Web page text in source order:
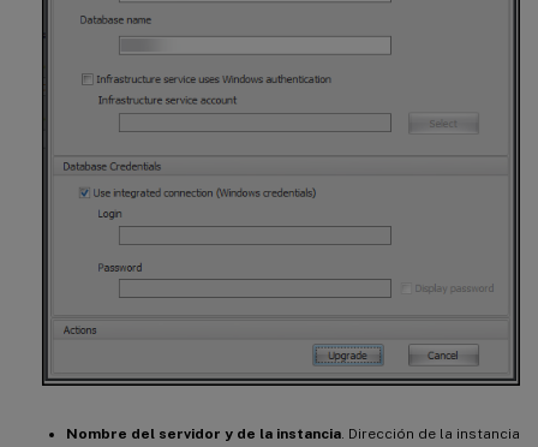
Nombre del servidor y de la instancia. Dirección de la instancia